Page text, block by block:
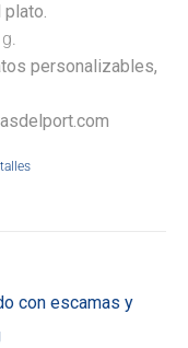
plato.
personalizables,
con escamas y